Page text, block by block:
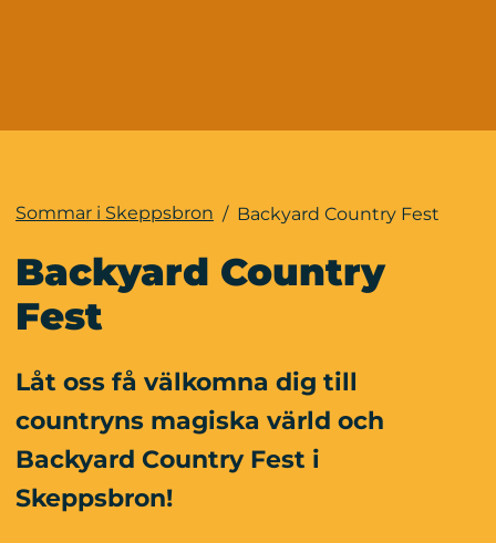
Sommar i Skeppsbron / Backyard Country Fest
Backyard Country
Fest
Låt oss få välkomna dig till
countryns magiska värld och
Backyard Country Fest i
Skeppsbron!